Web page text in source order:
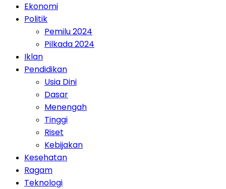
Ekonomi
Politik
Pemilu 2024
Pilkada 2024
Iklan
Pendidikan
Usia Dini
Dasar
Menengah
Tinggi
Riset
Kebijakan
Kesehatan
Ragam
Teknologi